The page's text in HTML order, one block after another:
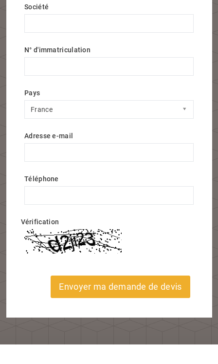
Société
N° d'immatriculation
Pays
France
Pays
Adresse e-mail
Téléphone
Vérification
Envoyer ma demande de devis